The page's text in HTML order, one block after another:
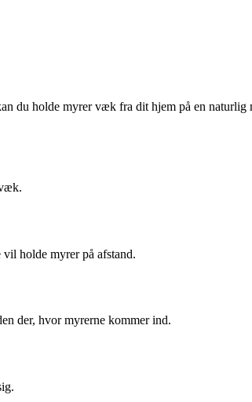
du holde myrer væk fra dit hjem på en
holde myrer på afstand.
der, hvor myrerne kommer ind.